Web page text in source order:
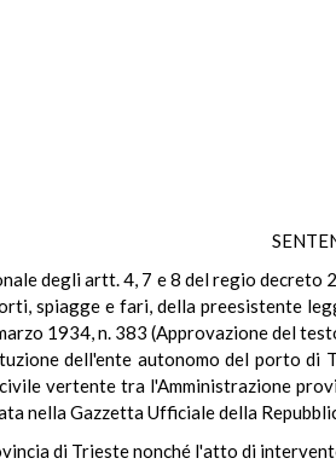
degli artt. 4, 7 e 8 del regio decreto
spiagge e fari, della preesistente
1934, n. 383 (Approvazione del
dell'ente autonomo del porto di
vertente tra l'Amministrazione
nella Gazzetta Ufficiale della
di Trieste nonché l'atto di